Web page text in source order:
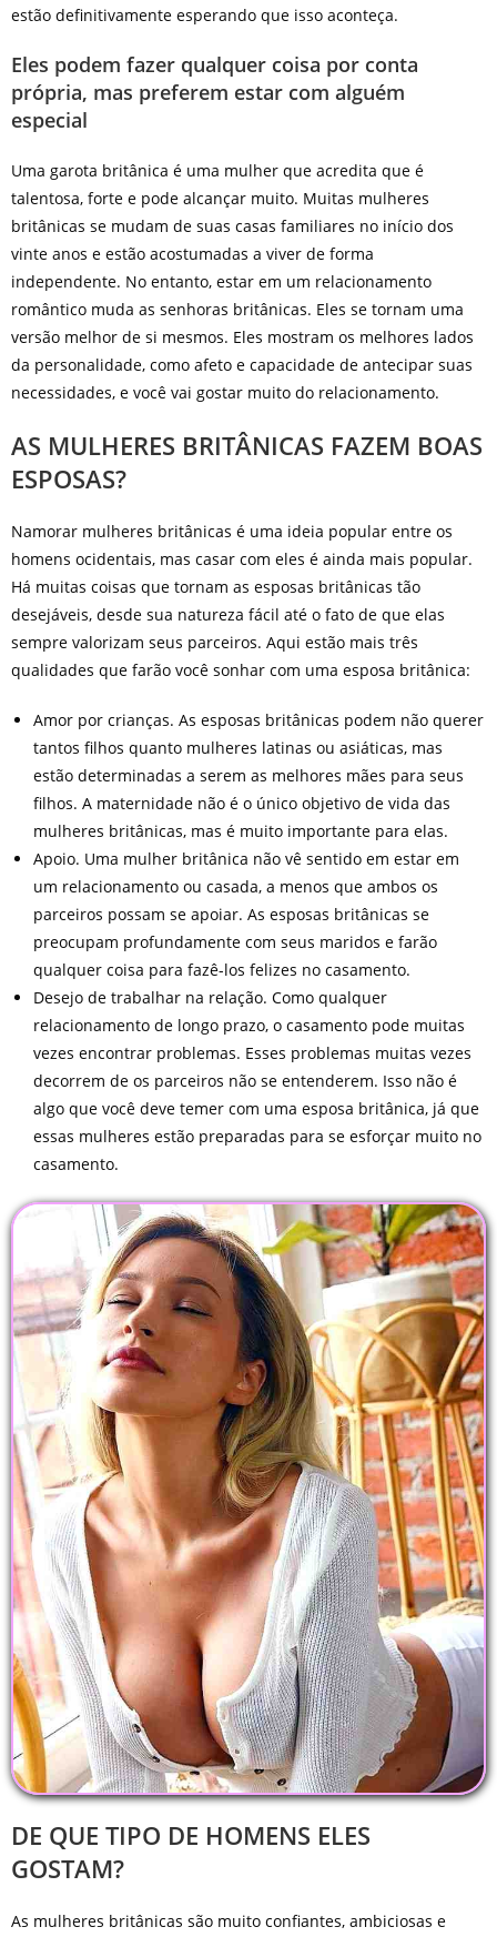
estão definitivamente esperando que isso aconteça.
Eles podem fazer qualquer coisa por conta
própria, mas preferem estar com alguém
especial
Uma garota britânica é uma mulher que acredita que é
talentosa, forte e pode alcançar muito. Muitas mulheres
britânicas se mudam de suas casas familiares no início dos
vinte anos e estão acostumadas a viver de forma
independente. No entanto, estar em um relacionamento
romântico muda as senhoras britânicas. Eles se tornam uma
versão melhor de si mesmos. Eles mostram os melhores lados
da personalidade, como afeto e capacidade de antecipar suas
necessidades, e você vai gostar muito do relacionamento.
AS MULHERES BRITÂNICAS FAZEM BOAS
ESPOSAS?
Namorar mulheres britânicas é uma ideia popular entre os
homens ocidentais, mas casar com eles é ainda mais popular.
Há muitas coisas que tornam as esposas britânicas tão
desejáveis, desde sua natureza fácil até o fato de que elas
sempre valorizam seus parceiros. Aqui estão mais três
qualidades que farão você sonhar com uma esposa britânica:
Amor por crianças. As esposas britânicas podem não querer
tantos filhos quanto mulheres latinas ou asiáticas, mas
estão determinadas a serem as melhores mães para seus
filhos. A maternidade não é o único objetivo de vida das
mulheres britânicas, mas é muito importante para elas.
Apoio. Uma mulher britânica não vê sentido em estar em
um relacionamento ou casada, a menos que ambos os
parceiros possam se apoiar. As esposas britânicas se
preocupam profundamente com seus maridos e farão
qualquer coisa para fazê-los felizes no casamento.
Desejo de trabalhar na relação. Como qualquer
relacionamento de longo prazo, o casamento pode muitas
vezes encontrar problemas. Esses problemas muitas vezes
decorrem de os parceiros não se entenderem. Isso não é
algo que você deve temer com uma esposa britânica, já que
essas mulheres estão preparadas para se esforçar muito no
casamento.
DE QUE TIPO DE HOMENS ELES
GOSTAM?
As mulheres britânicas são muito confiantes, ambiciosas e